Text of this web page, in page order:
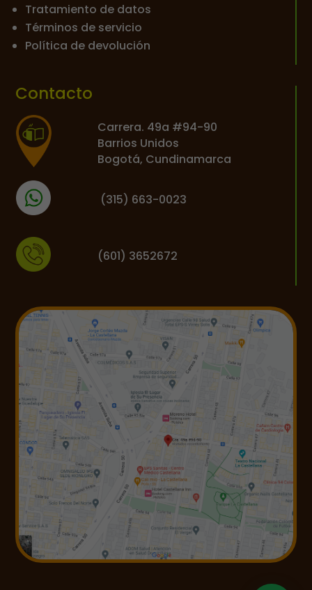
Tratamiento de datos
Términos de servicio
Política de devolución
Contacto
Carrera. 49a #94-90
Barrios Unidos
Bogotá, Cundinamarca
(315) 663-0023
(601) 3652672